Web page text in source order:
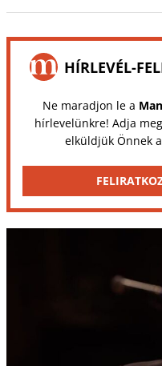
HÍRLEVÉL-
Ne maradjon le a
hírlevelünkre! Adja
elküldjük Önnek